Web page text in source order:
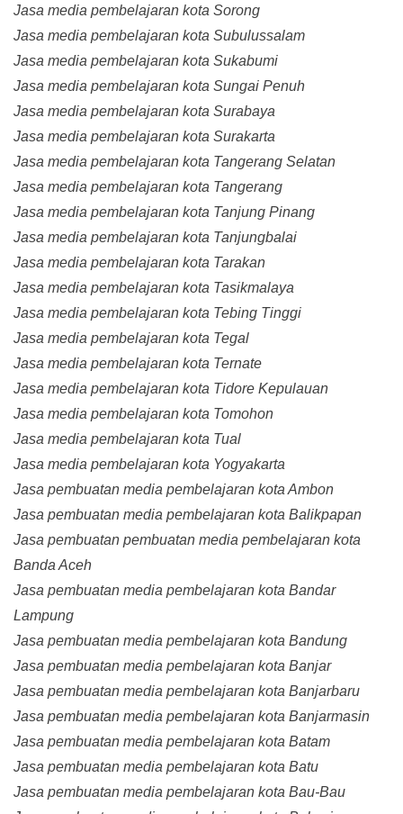
Jasa media pembelajaran kota Sorong
Jasa media pembelajaran kota Subulussalam
Jasa media pembelajaran kota Sukabumi
Jasa media pembelajaran kota Sungai Penuh
Jasa media pembelajaran kota Surabaya
Jasa media pembelajaran kota Surakarta
Jasa media pembelajaran kota Tangerang Selatan
Jasa media pembelajaran kota Tangerang
Jasa media pembelajaran kota Tanjung Pinang
Jasa media pembelajaran kota Tanjungbalai
Jasa media pembelajaran kota Tarakan
Jasa media pembelajaran kota Tasikmalaya
Jasa media pembelajaran kota Tebing Tinggi
Jasa media pembelajaran kota Tegal
Jasa media pembelajaran kota Ternate
Jasa media pembelajaran kota Tidore Kepulauan
Jasa media pembelajaran kota Tomohon
Jasa media pembelajaran kota Tual
Jasa media pembelajaran kota Yogyakarta
Jasa pembuatan media pembelajaran kota Ambon
Jasa pembuatan media pembelajaran kota Balikpapan
Jasa pembuatan pembuatan media pembelajaran kota
Banda Aceh
Jasa pembuatan media pembelajaran kota Bandar
Lampung
Jasa pembuatan media pembelajaran kota Bandung
Jasa pembuatan media pembelajaran kota Banjar
Jasa pembuatan media pembelajaran kota Banjarbaru
Jasa pembuatan media pembelajaran kota Banjarmasin
Jasa pembuatan media pembelajaran kota Batam
Jasa pembuatan media pembelajaran kota Batu
Jasa pembuatan media pembelajaran kota Bau-Bau